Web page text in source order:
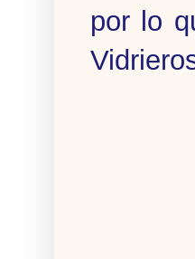
por lo